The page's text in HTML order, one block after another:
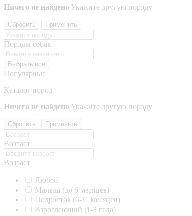
Ничего не найдено Укажите другую породу
Сбросить Применить
Породы собак
Выбрать все
Популярные
Каталог пород
Ничего не найдено Укажите другую породу
Сбросить Применить
Возраст
Возраст
Любой
Малыш (до 6 месяцев)
Подросток (6-11 месяцев)
Взрослеющий (1-3 года)